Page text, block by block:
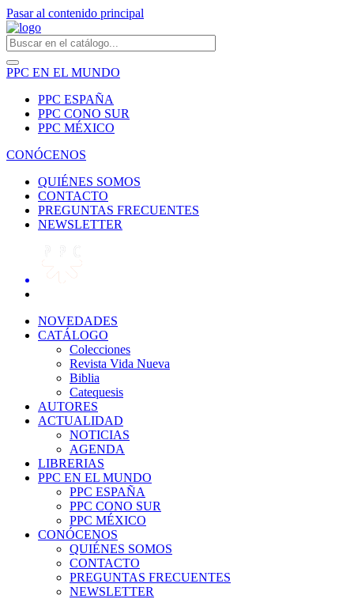
Pasar al contenido principal
PPC EN EL MUNDO
PPC ESPAÑA
PPC CONO SUR
PPC MÉXICO
CONÓCENOS
QUIÉNES SOMOS
CONTACTO
PREGUNTAS FRECUENTES
NEWSLETTER
NOVEDADES
CATÁLOGO
Colecciones
Revista Vida Nueva
Biblia
Catequesis
AUTORES
ACTUALIDAD
NOTICIAS
AGENDA
LIBRERIAS
PPC EN EL MUNDO
PPC ESPAÑA
PPC CONO SUR
PPC MÉXICO
CONÓCENOS
QUIÉNES SOMOS
CONTACTO
PREGUNTAS FRECUENTES
NEWSLETTER